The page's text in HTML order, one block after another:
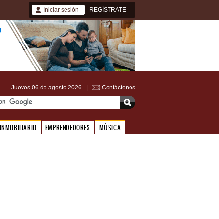
Iniciar sesión REGÍSTRATE
Jueves 06 de agosto 2026 | Contáctenos
INMOBILIARIO EMPRENDEDORES MÚSICA